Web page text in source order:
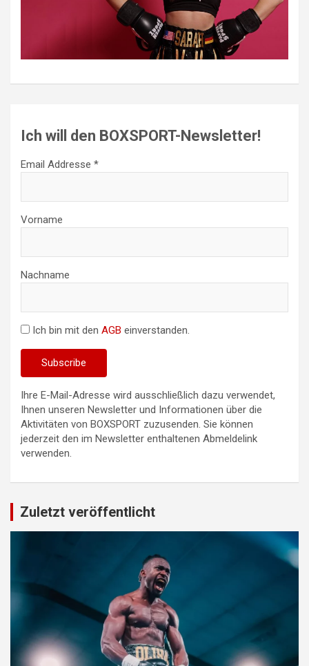
Ich will den BOXSPORT-Newsletter!
Email Addresse *
Vorname
Nachname
Ich bin mit den AGB einverstanden.
Ihre E-Mail-Adresse wird ausschließlich dazu verwendet,
Ihnen unseren Newsletter und Informationen über die
Aktivitäten von BOXSPORT zuzusenden. Sie können
jederzeit den im Newsletter enthaltenen Abmeldelink
verwenden.
Zuletzt veröffentlicht